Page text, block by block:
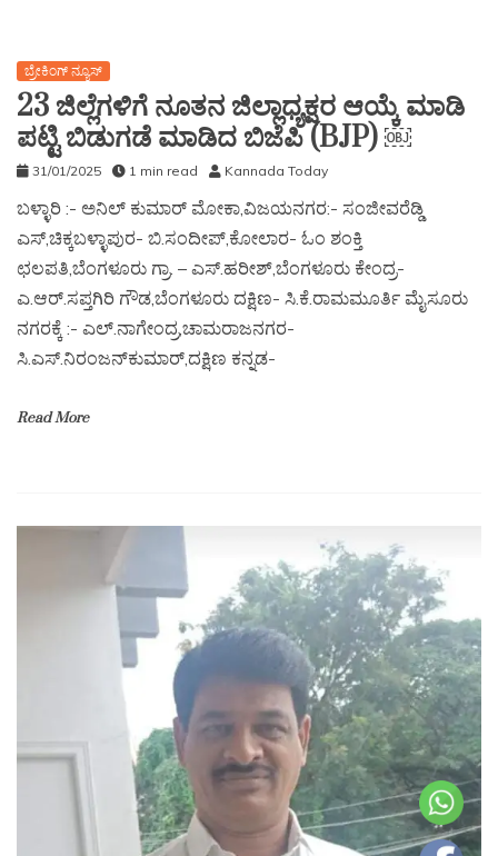
ಬ್ರೇಕಿಂಗ್ ನ್ಯೂಸ್
23 ಜಿಲ್ಲೆಗಳಿಗೆ ನೂತನ ಜಿಲ್ಲಾಧ್ಯಕ್ಷರ ಆಯ್ಕೆ ಮಾಡಿ
ಪಟ್ಟಿ ಬಿಡುಗಡೆ ಮಾಡಿದ ಬಿಜೆಪಿ (BJP) ￼
31/01/2025 1 min read Kannada Today
ಬಳ್ಳಾರಿ :- ಅನಿಲ್ ಕುಮಾರ್ ಮೋಕಾ,ವಿಜಯನಗರ:- ಸಂಜೀವರೆಡ್ಡಿ
ಎಸ್,ಚಿಕ್ಕಬಳ್ಳಾಪುರ- ಬಿ.ಸಂದೀಪ್,ಕೋಲಾರ- ಓಂ ಶಂಕ್ತಿ
ಛಲಪತಿ,ಬೆಂಗಳೂರು ಗ್ರಾ. – ಎಸ್.ಹರೀಶ್,ಬೆಂಗಳೂರು ಕೇಂದ್ರ-
ಎ.ಆರ್.ಸಪ್ತಗಿರಿ ಗೌಡ,ಬೆಂಗಳೂರು ದಕ್ಷಿಣ- ಸಿ.ಕೆ.ರಾಮಮೂರ್ತಿ ಮೈಸೂರು
ನಗರಕ್ಕೆ :- ಎಲ್.ನಾಗೇಂದ್ರ,ಚಾಮರಾಜನಗರ-
ಸಿ.ಎಸ್.ನಿರಂಜನ್‌ಕುಮಾರ್,ದಕ್ಷಿಣ ಕನ್ನಡ-
Read More